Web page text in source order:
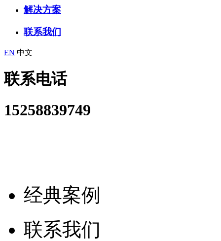
解决方案
联系我们
EN 中文
联系电话
15258839749
经典案例
联系我们